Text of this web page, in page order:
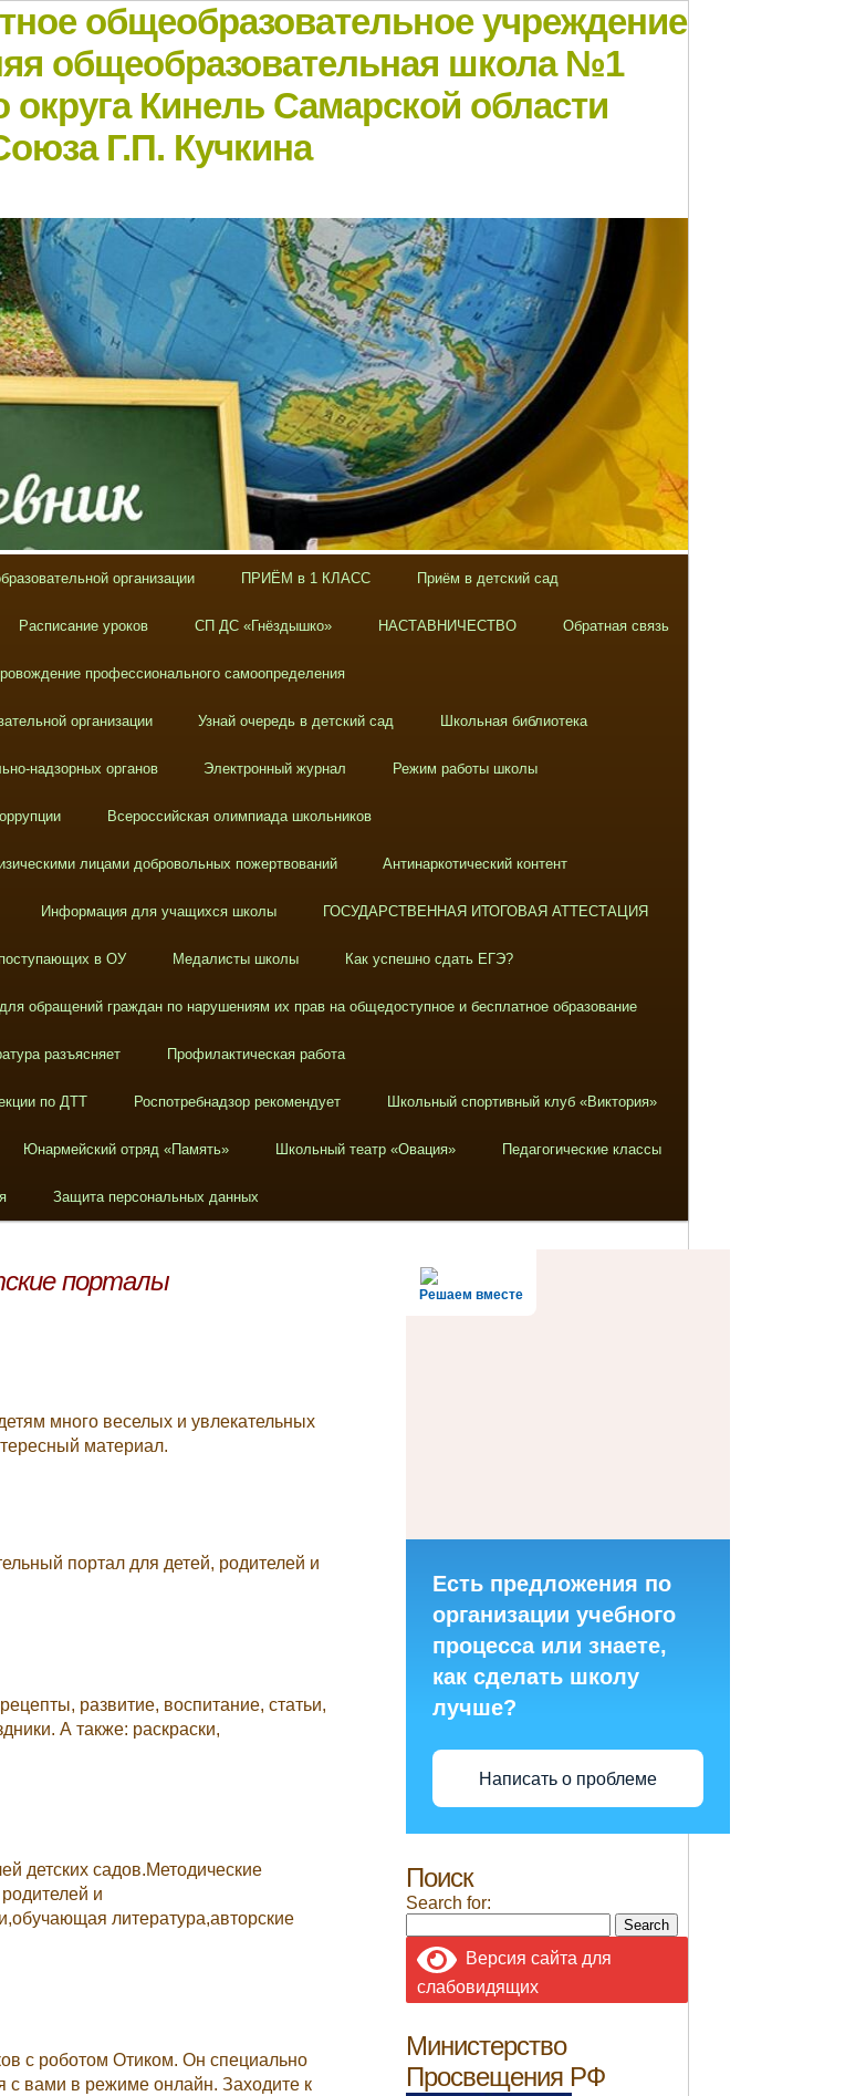
общеобразовательное учреждение
общеобразовательная школа №1
округа Кинель Самарской области
Г.П. Кучкина
организации ПРИЁМ в 1 КЛАСС Приём в детский сад
Расписание уроков СП ДС «Гнёздышко» НАСТАВНИЧЕСТВО Обратная связь
профессионального самоопределения
организации Узнай очередь в детский сад Школьная библиотека
надзорных органов Электронный журнал Режим работы школы
Всероссийская олимпиада школьников
лицами добровольных пожертвований Антинаркотический контент
Информация для учащихся школы ГОСУДАРСТВЕННАЯ ИТОГОВАЯ АТТЕСТАЦИЯ
в ОУ Медалисты школы Как успешно сдать ЕГЭ?
обращений граждан по нарушениям их прав на общедоступное и бесплатное образование
разъясняет Профилактическая работа
по ДТТ Роспотребнадзор рекомендует Школьный спортивный клуб «Виктория»
Юнармейский отряд «Память» Школьный театр «Овация» Педагогические классы
Защита персональных данных
порталы
много веселых и увлекательных
материал.
портал для детей, родителей и
развитие, воспитание, статьи,
А также: раскраски,
детских садов.Методические
и
литература,авторские
с роботом Отиком. Он специально
с вами в режиме онлайн. Заходите к
Решаем вместе
Есть предложения по
организации учебного
процесса или знаете,
как сделать школу
лучше?
Написать о проблеме
Поиск
Search for:
Версия сайта для
слабовидящих
Министерство
Просвещения РФ